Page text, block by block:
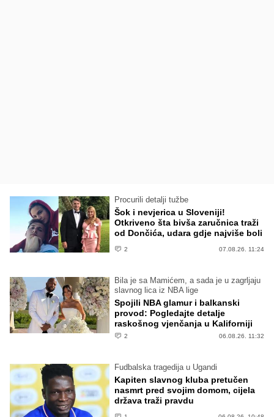
Procurili detalji tužbe
Šok i nevjerica u Sloveniji!
Otkriveno šta bivša zaručnica traži
od Dončića, udara gdje najviše boli
2 07.08.26. 11:24
Bila je sa Mamićem, a sada je u zagrljaju
slavnog lica iz NBA lige
Spojili NBA glamur i balkanski
provod: Pogledajte detalje
raskošnog vjenčanja u Kaliforniji
2 06.08.26. 11:32
Fudbalska tragedija u Ugandi
Kapiten slavnog kluba pretučen
nasmrt pred svojim domom, cijela
država traži pravdu